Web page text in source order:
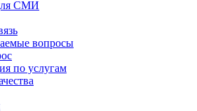
СМИ
вопросы
по услугам